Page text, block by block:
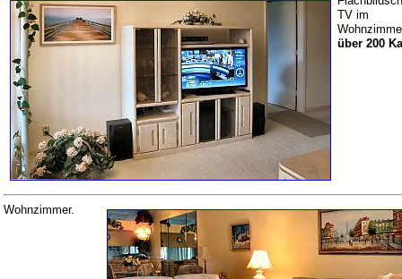
TV im
über 200
Wohnzimmer.